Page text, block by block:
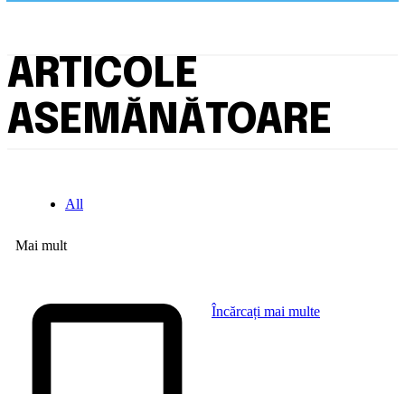
ARTICOLE
ASEMĂNĂTOARE
All
Mai mult
Încărcați mai multe